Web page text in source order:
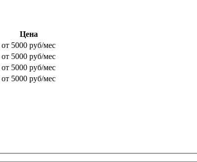
Цена
от 5000 руб/мес
от 5000 руб/мес
от 5000 руб/мес
от 5000 руб/мес